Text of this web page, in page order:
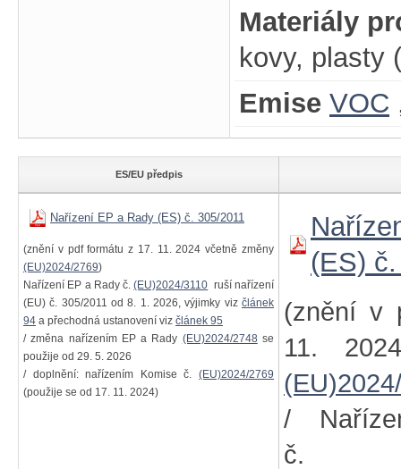
Materiály
kovy, plasty
Emise VOC
ES/EU předpis
Nařízení EP a Rady (ES) č. 305/2011
(znění v pdf formátu z 17. 11. 2024 včetně změny
(EU)2024/2769)
Nařízení EP a Rady č.(EU)2024/3110 ruší nařízení
(EU) č. 305/2011 od 8. 1. 2026, výjimky viz článek
94 a přechodná ustanovení viz článek 95
/ změna nařízením EP a Rady (EU)2024/2748 se
použije od 29. 5. 2026
/ doplnění: nařízením Komise č. (EU)2024/2769
(použije se od 17. 11. 2024)
(ES)
(znění v
11.
/